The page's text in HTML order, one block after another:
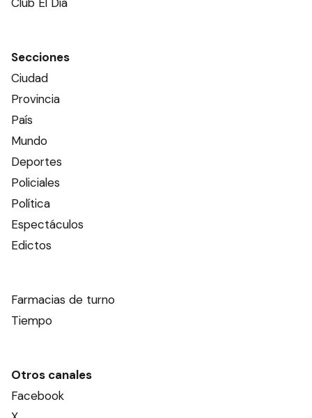
Secciones
Ciudad
Provincia
País
Mundo
Deportes
Policiales
Política
Espectáculos
Edictos
Farmacias de turno
Tiempo
Otros canales
Facebook